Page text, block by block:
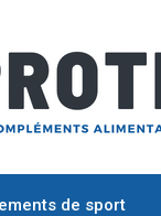
de sport